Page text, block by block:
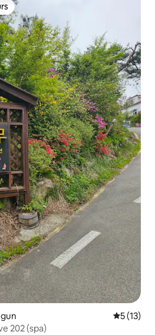
5 (13)
202 (spa)